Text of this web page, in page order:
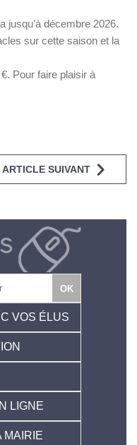
jusqu’à décembre 2026.
sur cette saison et la
Pour faire plaisir à
ARTICLE SUIVANT
VOS ÉLUS
LIGNE
MAIRIE